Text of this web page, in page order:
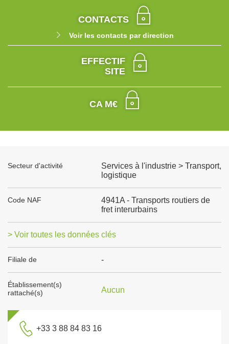
CONTACTS
Voir les contacts par direction
EFFECTIF
SITE
CA M€
Secteur d'activité
Services à l'industrie > Transport,
logistique
Code NAF
4941A - Transports routiers de
fret interurbains
> Voir toutes les données clés
Filiale de -
Établissement(s)
rattaché(s)
Aucun
+33 3 88 84 83 16